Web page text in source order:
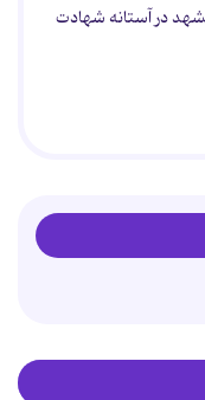
در آستانه شهادت